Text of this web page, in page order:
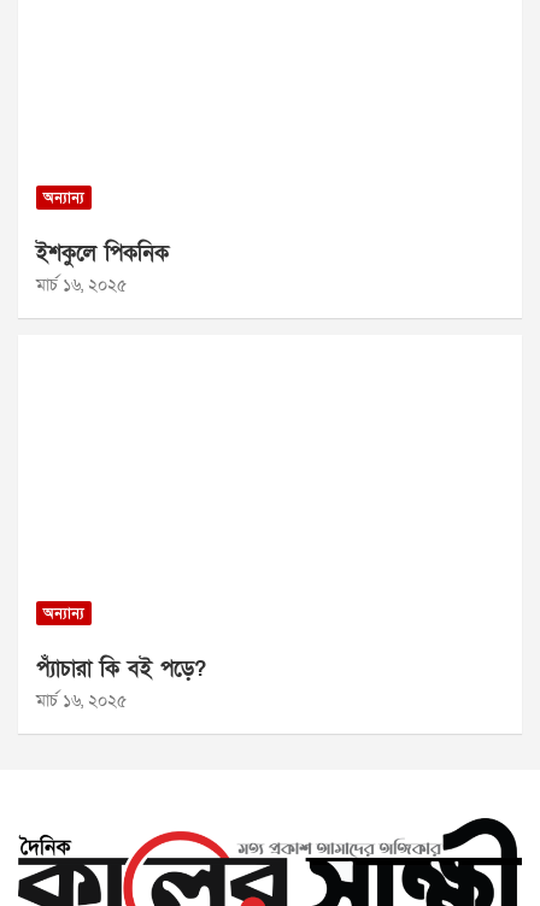
অন্যান্য
ইশকুলে পিকনিক
মার্চ ১৬, ২০২৫
অন্যান্য
প্যাঁচারা কি বই পড়ে?
মার্চ ১৬, ২০২৫